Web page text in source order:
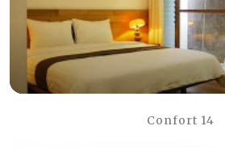
Confort 14